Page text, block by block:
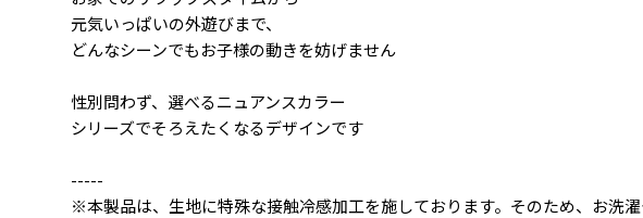
元気いっぱいの外遊びまで、
どんなシーンでもお子様の動きを妨げません
性別問わず、選べるニュアンスカラー
シリーズでそろえたくなるデザインです
-----
※本製品は、生地に特殊な接触冷感加工を施しております。そのため、お洗